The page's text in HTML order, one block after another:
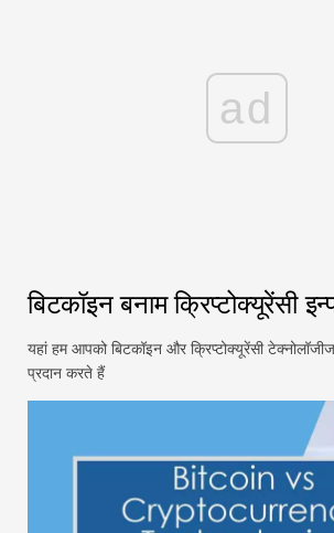
ad
बिटकॉइन बनाम क्रिप्टोक्यूरेंसी
यहां हम आपको बिटकॉइन और क्रिप्टोक्यूरेंसी
प्रदान करते हैं